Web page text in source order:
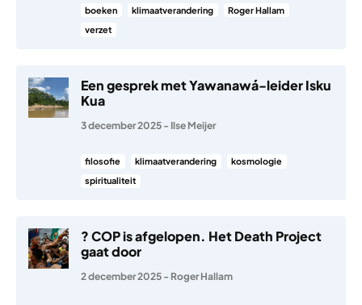
boeken klimaatverandering
Roger Hallam
verzet
Een gesprek met Yawanawá-leider Isku
Kua
3 december 2025 - Ilse Meijer
filosofie klimaatverandering
kosmologie
spiritualiteit
? COP is afgelopen. Het Death Project
gaat door
2 december 2025 - Roger Hallam